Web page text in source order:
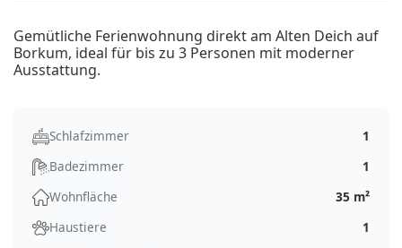
Gemütliche Ferienwohnung direkt am Alten Deich auf
Borkum, ideal für bis zu 3 Personen mit moderner
Ausstattung.
Schlafzimmer
1
Badezimmer
1
Wohnfläche
35 m²
Haustiere
1